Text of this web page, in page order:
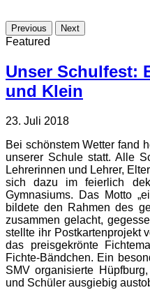
Previous Next
Featured
Unser Schulfest:
und Klein
23. Juli 2018
Bei schönstem Wetter fand
unserer Schule statt. Alle
Lehrerinnen und Lehrer,
sich dazu im feierlich
Gymnasiums. Das Motto
bildete den Rahmen des
zusammen gelacht,
stellte ihr Postkartenprojekt
das preisgekrönte
Fichte-Bändchen. Ein
SMV organisierte
und Schüler ausgiebig